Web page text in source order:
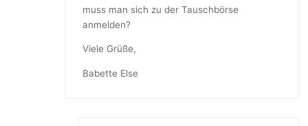
muss man sich zu der Tauschbörse
anmelden?
Viele Grüße,
Babette Else